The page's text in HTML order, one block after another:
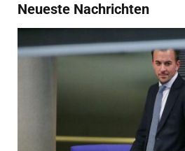
Neueste Nachrichten